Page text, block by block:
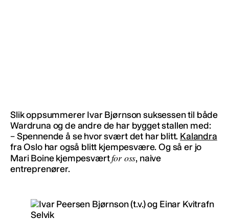
Slik oppsummerer Ivar Bjørnson suksessen til både
Wardruna og de andre de har bygget stallen med:
– Spennende å se hvor svært det har blitt. Kalandra
fra Oslo har også blitt kjempesvære. Og så er jo
Mari Boine kjempesværtfor oss, naive
entreprenører.